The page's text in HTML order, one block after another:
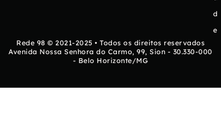
d
e
Rede 98 © 2021-2025 • Todos os direitos reservados
Avenida Nossa Senhora do Carmo, 99, Sion - 30.330-000
- Belo Horizonte/MG